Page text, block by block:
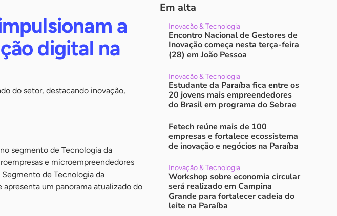
a
digital na
do setor, destacando inovação,
segmento de Tecnologia da
e microempreendedores
de Tecnologia da
apresenta um panorama atualizado do
Em alta
Inovação & Tecnologia
Encontro Nacional de Gestores de
Inovação começa nesta terça-feira
(28) em João Pessoa
Inovação & Tecnologia
Estudante da Paraíba fica entre os
20 jovens mais empreendedores
do Brasil em programa do Sebrae
Fetech reúne mais de 100
empresas e fortalece ecossistema
de inovação e negócios na Paraíba
Inovação & Tecnologia
Workshop sobre economia circular
será realizado em Campina
Grande para fortalecer cadeia do
leite na Paraíba